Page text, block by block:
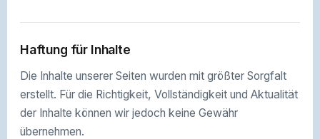
Haftung für Inhalte
Die Inhalte unserer Seiten wurden mit größter Sorgfalt
erstellt. Für die Richtigkeit, Vollständigkeit und Aktualität
der Inhalte können wir jedoch keine Gewähr
übernehmen.